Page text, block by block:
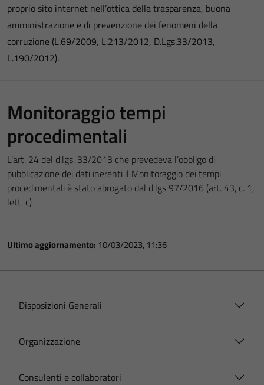
proprio sito internet nell’ottica della trasparenza, buona
amministrazione e di prevenzione dei fenomeni della
corruzione (L.69/2009, L.213/2012, D.Lgs.33/2013,
L.190/2012).
Monitoraggio tempi
procedimentali
L’art. 24 del d.lgs. 33/2013 che prevedeva l’obbligo di
pubblicazione dei dati inerenti il Monitoraggio dei tempi
procedimentali è stato abrogato dal d.lgs 97/2016 (art. 43, c. 1,
lett. c)
Ultimo aggiornamento: 10/03/2023, 11:36
Disposizioni Generali
Organizzazione
Consulenti e collaboratori